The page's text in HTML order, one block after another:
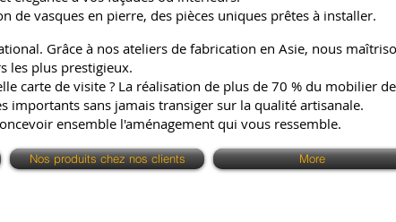
vasques en pierre, des pièces uniques prêtes à installer.
Grâce à nos ateliers de fabrication en Asie, nous
les plus prestigieux.
carte de visite ? La réalisation de plus de 70 % du mobilier
importants sans jamais transiger sur la qualité artisanale.
ensemble l'aménagement qui vous ressemble.
Nos produits chez nos clients More